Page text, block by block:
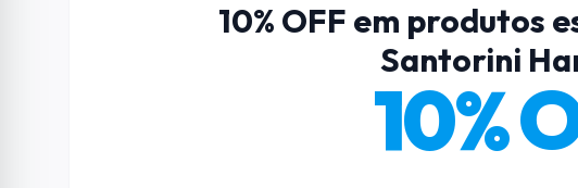
10% OFF em produtos
Santorini
10%